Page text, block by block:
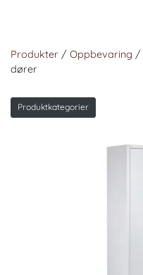
Produkter / Oppbevaring /
dører
Produktkategorier